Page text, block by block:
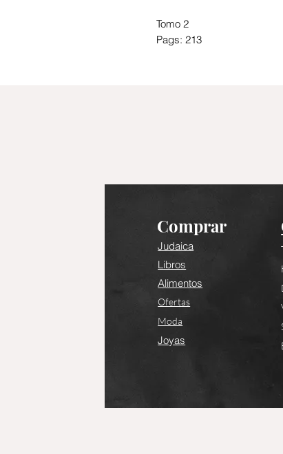
Tomo 2
Pags: 213
Comprar
Judaica
Libros
Alimentos
Ofertas
Moda
Joyas